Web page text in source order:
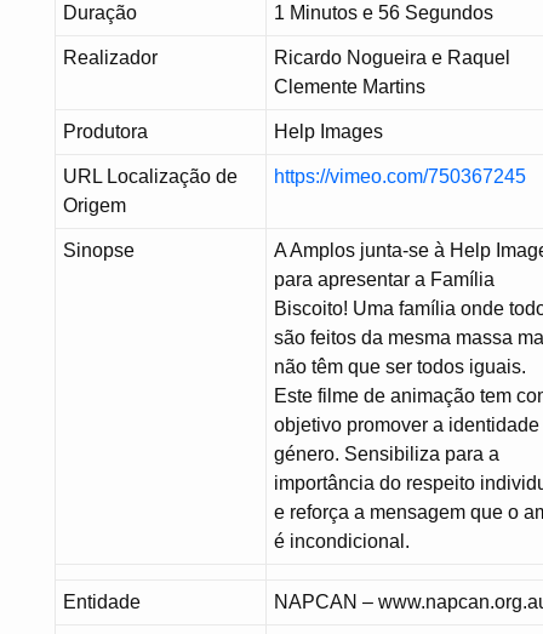
Duração 1 Minutos e 56 Segundos
Realizador
Ricardo Nogueira e Raquel
Clemente Martins
Produtora Help Images
URL Localização de
Origem
https://vimeo.com/750367245
Sinopse
A Amplos junta-se à Help
para apresentar a Família
Biscoito! Uma família onde
são feitos da mesma massa
não têm que ser todos iguais.
Este filme de animação tem
objetivo promover a identidade
género. Sensibiliza para a
importância do respeito
e reforça a mensagem que o
é incondicional.
Entidade NAPCAN –